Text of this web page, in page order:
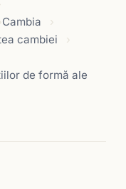
Cambia
cambiei
de formă ale